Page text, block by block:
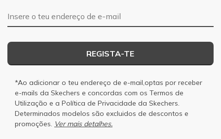
Endereço de e-mail
REGISTA-TE
*Ao adicionar o teu endereço de e-mail,optas por receber
e-mails da Skechers e concordas com os Termos de
Utilização e a Política de Privacidade da Skechers.
Determinados modelos são excluidos de descontos e
promoções. Ver mais detalhes.